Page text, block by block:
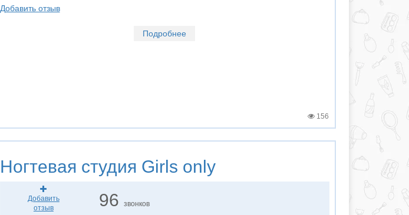
Добавить отзыв
Подробнее
156
Ногтевая студия Girls only
Добавить
отзыв
96 звонков